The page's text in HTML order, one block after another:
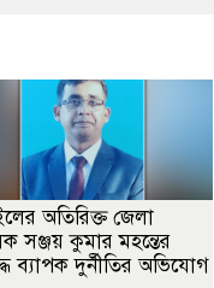
অতিরিক্ত জেলা
সঞ্জয় কুমার মহন্তের
ব্যাপক দুর্নীতির অভিযোগ